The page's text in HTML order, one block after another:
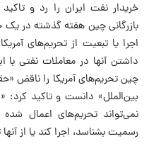
خریدار نفت ایران را رد و
بازرگانی چین هفته گذشته در
داشتن آنها در معاملات نفتی با
چین تحریم‌های آمریکا را ناقض
بین‌الملل» دانست و تاکید کرد:
نمی‌تواند تحریم‌های اعمال
رسمیت بشناسد، اجرا کند یا از